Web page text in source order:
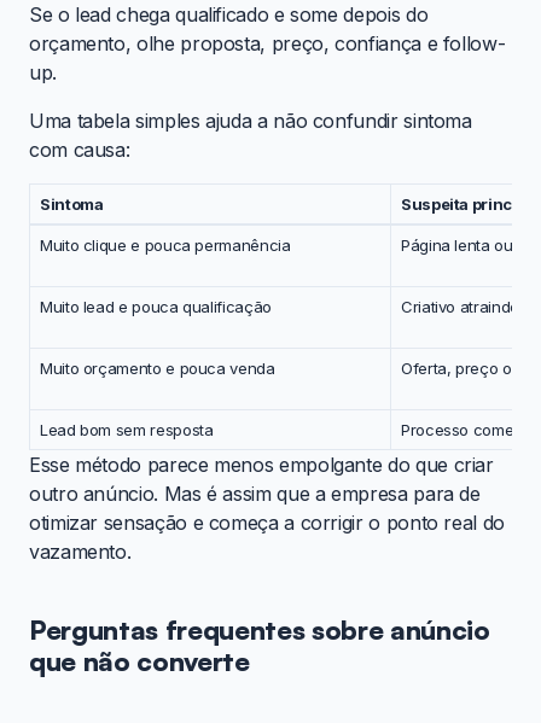
Se o lead chega qualificado e some depois do
orçamento, olhe proposta, preço, confiança e follow-
up.
Uma tabela simples ajuda a não confundir sintoma
com causa:
Sintoma Suspeita principal
Muito clique e pouca permanência Página lenta ou
Muito lead e pouca qualificação Criativo atraindo
Muito orçamento e pouca venda Oferta, preço ou
Lead bom sem resposta Processo
Esse método parece menos empolgante do que criar
outro anúncio. Mas é assim que a empresa para de
otimizar sensação e começa a corrigir o ponto real do
vazamento.
Perguntas frequentes sobre anúncio
que não converte